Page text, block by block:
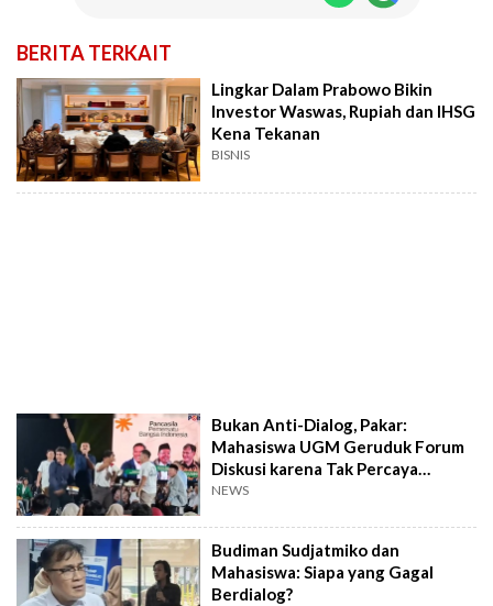
BERITA TERKAIT
Lingkar Dalam Prabowo Bikin
Investor Waswas, Rupiah dan IHSG
Kena Tekanan
BISNIS
Bukan Anti-Dialog, Pakar:
Mahasiswa UGM Geruduk Forum
Diskusi karena Tak Percaya
Menteri Prabowo
NEWS
Budiman Sudjatmiko dan
Mahasiswa: Siapa yang Gagal
Berdialog?